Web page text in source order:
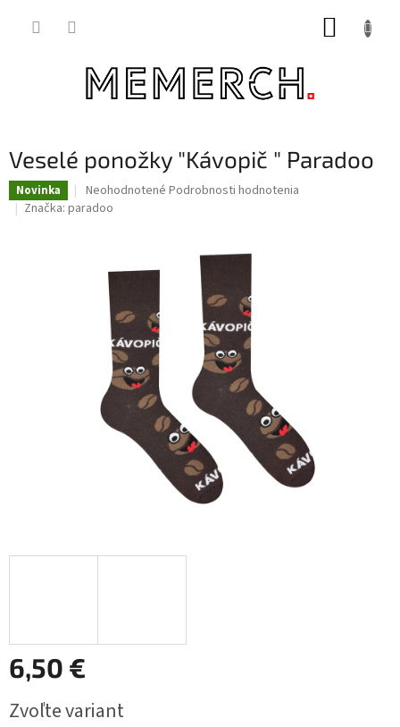
Veselé ponožky "Kávopič " Paradoo
Novinka
Priemerné
hodnotenie
hviezdičiek.
Neohodnotené Podrobnosti hodnotenia
Značka: paradoo
6,50 €
cena:
Zvoľte variant